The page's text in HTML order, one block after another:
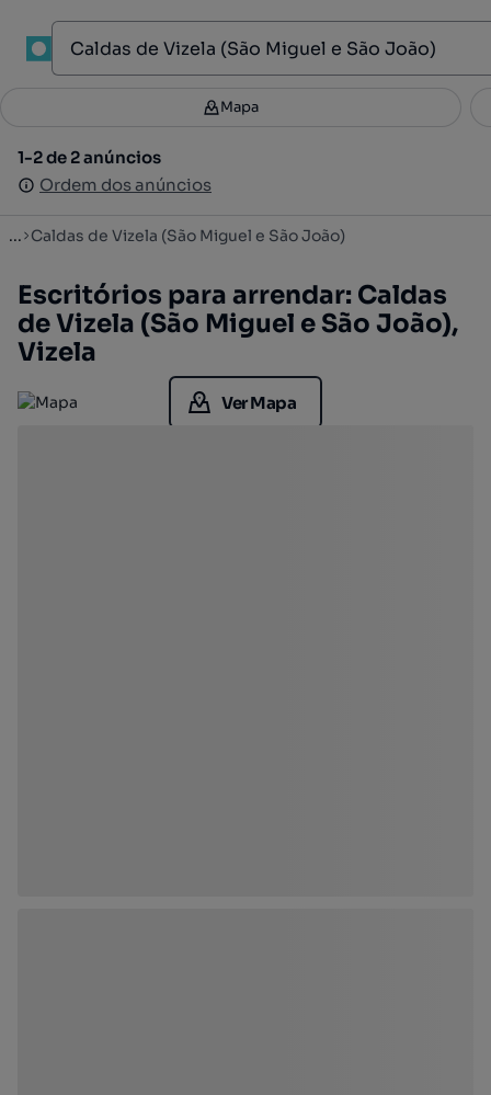
1
Filtros 4
1-2 de 2 anúncios
Ordem dos anúncios
Mapa
1-2 de 2 anúncios
Ordem dos anúncios
... Caldas de Vizela (São Miguel e São João)
Escritórios para arrendar: Caldas
de Vizela (São Miguel e São João),
Vizela
Ver Mapa